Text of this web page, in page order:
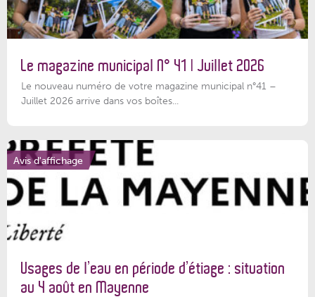
Le magazine municipal N° 41 | Juillet 2026
Le nouveau numéro de votre magazine municipal n°41 –
Juillet 2026 arrive dans vos boîtes...
Avis d'affichage
Usages de l’eau en période d’étiage : situation
au 4 août en Mayenne